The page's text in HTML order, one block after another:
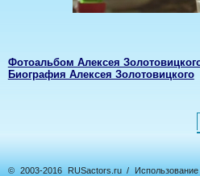
Фотоальбом Алексея
Биография Алексея Золотовицкого
© 2003-2016 RUSactors.ru /